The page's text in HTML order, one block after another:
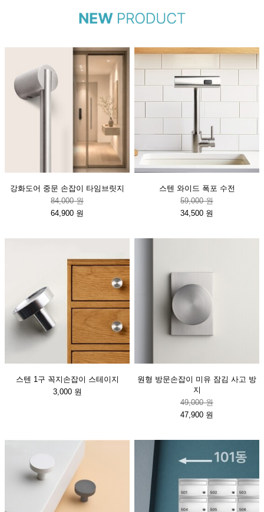
강화도어 중문 손잡이 타임브릿지
84,000 원
64,900 원
스텐 와이드 폭포 수전
59,000 원
34,500 원
스텐 1구 꼭지손잡이 스테이지
3,000 원
원형 방문손잡이 미유 잠김 사고 방
지
49,000 원
47,900 원